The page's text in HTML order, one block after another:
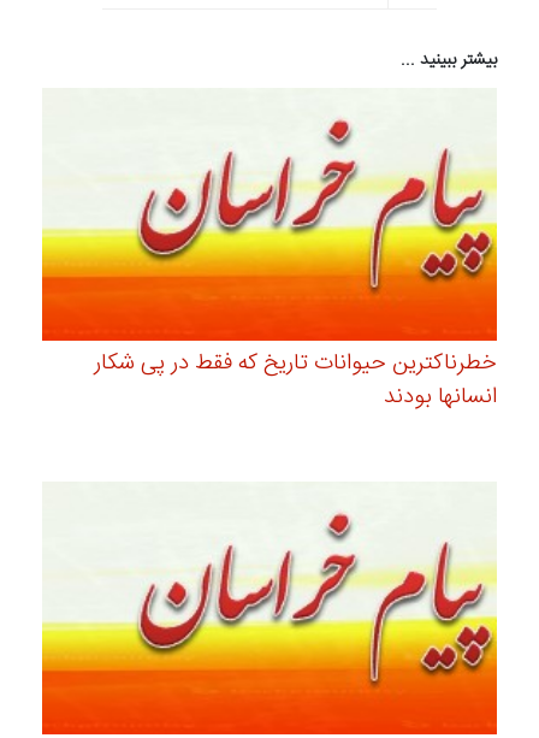
بیشتر ببینید ...
خطرناکترین حیوانات تاریخ که فقط در پی شکار
انسانها بودند